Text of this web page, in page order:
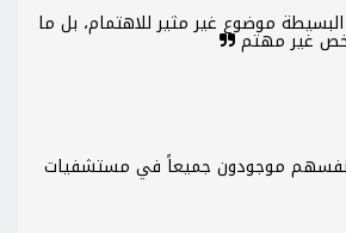
موضوع غير مثير للاهتمام، بل ما
غير مهتم
موجودون جميعاً في مستشفيات